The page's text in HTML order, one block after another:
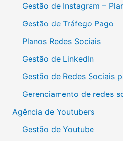
Gestão de Instagram –
Gestão de Tráfego Pago
Planos Redes Sociais
Gestão de LinkedIn
Gestão de Redes Sociais
Gerenciamento de redes
Agência de Youtubers
Gestão de Youtube